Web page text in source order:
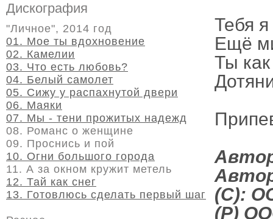
Тебя
Ещё
Ты
(C):
(P)
Дискография
"Личное", 2014 год
01. Мое ты вдохновение
02. Камелии
03. Что есть любовь?
04. Белый самолет
05. Сижу у распахнутой двери
06. Маяки
07. Мы - тени прожитых надежд
08. Романс о женщине
09. Проснись и пой
10. Огни большого города
11. А за окном кружит метель
12. Тай как снег
13. Готовлюсь сделать первый шаг